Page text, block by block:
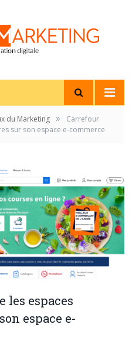
du Marketing »
Carrefour
sur son espace e-commerce
les espaces
espace e-